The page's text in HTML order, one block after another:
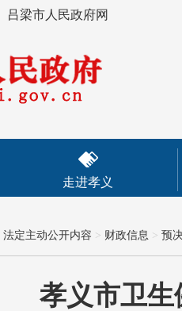
吕梁市人民政府网
走进孝义
法定主动公开内容 > 财政信息 > 预
孝义市卫生